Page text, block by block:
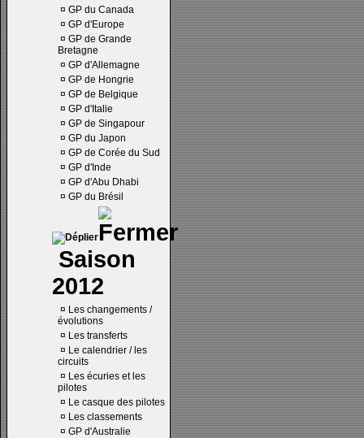
¤ GP du Canada
¤ GP d'Europe
¤ GP de Grande
Bretagne
¤ GP d'Allemagne
¤ GP de Hongrie
¤ GP de Belgique
¤ GP d'Italie
¤ GP de Singapour
¤ GP du Japon
¤ GP de Corée du Sud
¤ GP d'Inde
¤ GP d'Abu Dhabi
¤ GP du Brésil
Saison
2012
¤ Les changements /
évolutions
¤ Les transferts
¤ Le calendrier / les
circuits
¤ Les écuries et les
pilotes
¤ Le casque des pilotes
¤ Les classements
¤ GP d'Australie